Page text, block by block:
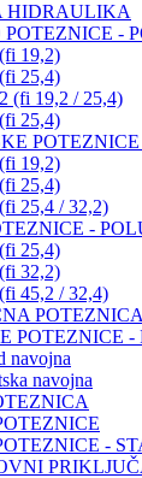
HIDRAULIKA
-
19,2)
25,4)
(fi 19,2 / 25,4)
25,4)
19,2)
25,4)
25,4 / 32,2)
-
25,4)
32,2)
45,2 / 32,4)
POTEZNICE -
navojna
navojna
-